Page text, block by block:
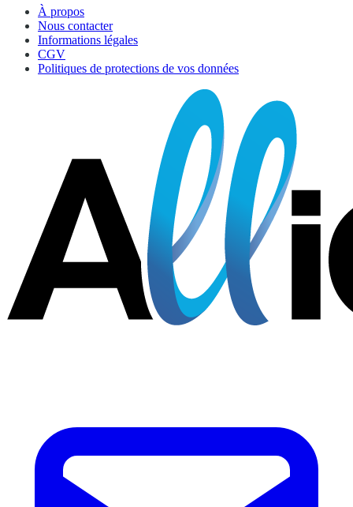
À propos
Nous contacter
Informations légales
CGV
Politiques de protections de vos données